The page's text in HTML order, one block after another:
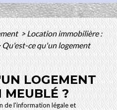
>Location immobilière :
Qu'est-ce qu'un logement
LOGEMENT
MEUBLÉ ?
de l'information légale et